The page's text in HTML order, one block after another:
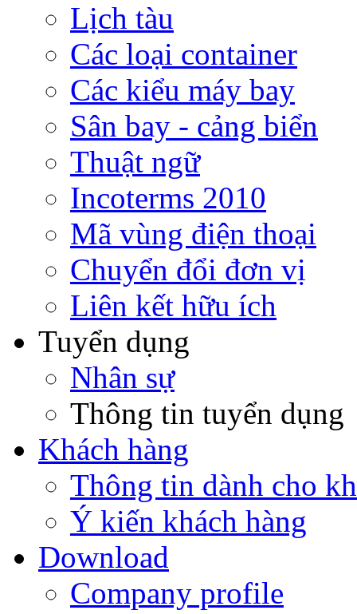
Lịch tàu
Các loại container
Các kiểu máy bay
Sân bay - cảng biển
Thuật ngữ
Incoterms 2010
Mã vùng điện thoại
Chuyển đổi đơn vị
Liên kết hữu ích
Tuyển dụng
Nhân sự
Thông tin tuyển dụng
Khách hàng
Thông tin dành cho
Ý kiến khách hàng
Download
Company profile